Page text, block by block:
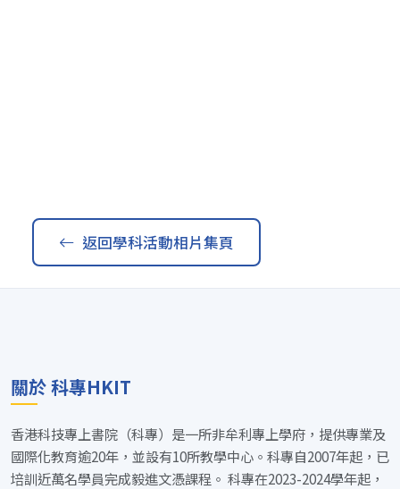
返回學科活動相片集頁
關於 科專HKIT
香港科技專上書院（科專）是一所非牟利專上學府，提供專業及
國際化教育逾20年，並設有10所教學中心。科專自2007年起，已
培訓近萬名學員完成毅進文憑課程。 科專在2023-2024學年起，